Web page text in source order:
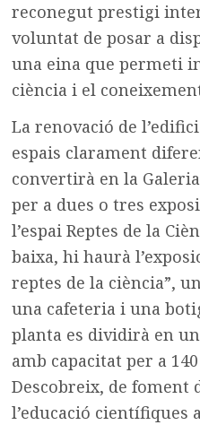
reconegut prestigi
voluntat de posar a
una eina que permeti
ciència i el
La renovació de
espais clarament
convertirà en la
per a dues o tres
l’espai Reptes de la
baixa, hi haurà
reptes de la ciència”,
una cafeteria i una
planta es dividirà en
amb capacitat per a
Descobreix, de foment
l’educació científiques